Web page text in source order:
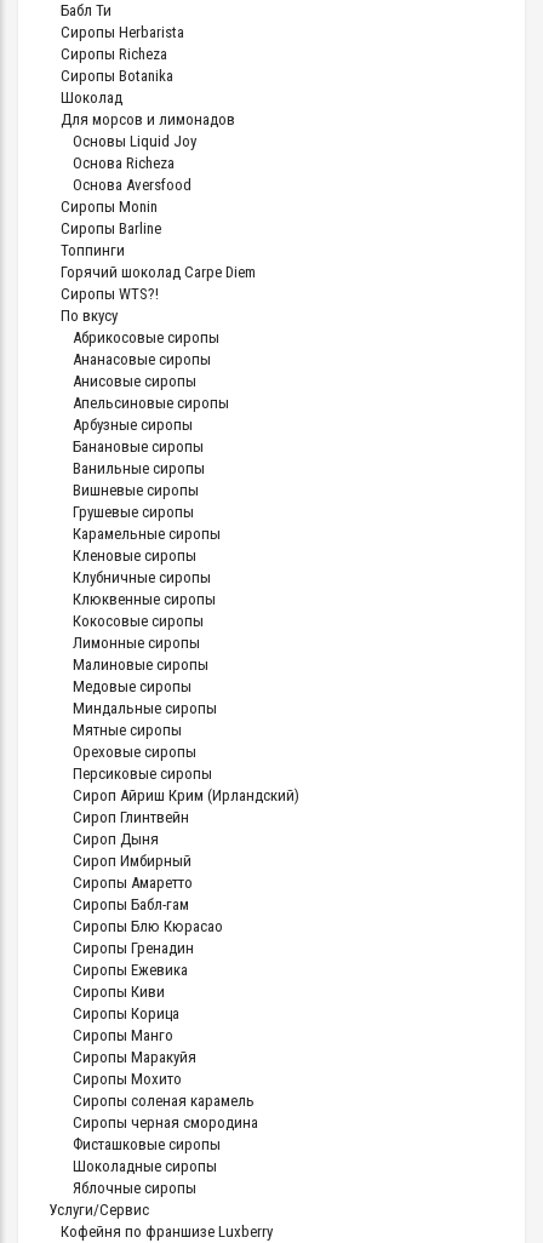
Бабл Ти
Сиропы Herbarista
Сиропы Richeza
Сиропы Botanika
Шоколад
Для морсов и лимонадов
Основы Liquid Joy
Основа Richeza
Основа Aversfood
Сиропы Monin
Сиропы Barline
Топпинги
Горячий шоколад Carpe Diem
Сиропы WTS?!
По вкусу
Абрикосовые сиропы
Ананасовые сиропы
Анисовые сиропы
Апельсиновые сиропы
Арбузные сиропы
Банановые сиропы
Ванильные сиропы
Вишневые сиропы
Грушевые сиропы
Карамельные сиропы
Кленовые сиропы
Клубничные сиропы
Клюквенные сиропы
Кокосовые сиропы
Лимонные сиропы
Малиновые сиропы
Медовые сиропы
Миндальные сиропы
Мятные сиропы
Ореховые сиропы
Персиковые сиропы
Сироп Айриш Крим (Ирландский)
Сироп Глинтвейн
Сироп Дыня
Сироп Имбирный
Сиропы Амаретто
Сиропы Бабл-гам
Сиропы Блю Кюрасао
Сиропы Гренадин
Сиропы Ежевика
Сиропы Киви
Сиропы Корица
Сиропы Манго
Сиропы Маракуйя
Сиропы Мохито
Сиропы соленая карамель
Сиропы черная смородина
Фисташковые сиропы
Шоколадные сиропы
Яблочные сиропы
Услуги/Сервис
Кофейня по франшизе Luxberry